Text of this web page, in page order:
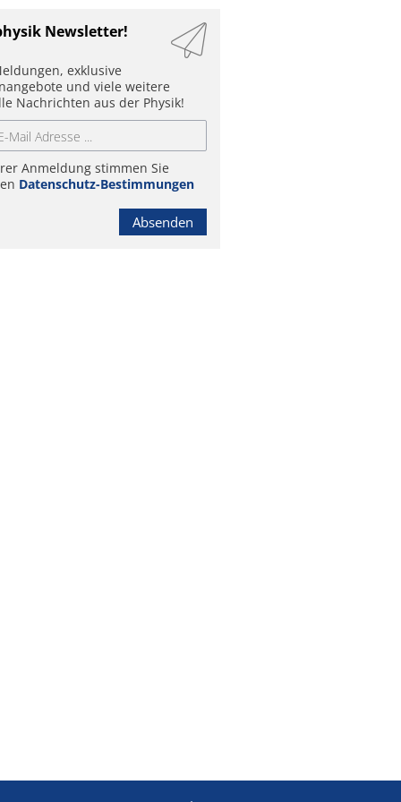
Newsletter!
exklusive
und viele weitere
Nachrichten aus der Physik!
Anmeldung stimmen Sie
Datenschutz-Bestimmungen
Absenden